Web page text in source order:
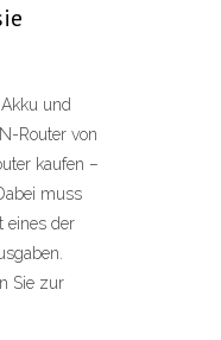
und
Router von
kaufen –
muss
eines der
Sie zur